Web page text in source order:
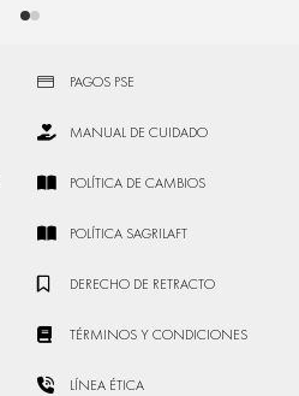
PAGOS PSE
MANUAL DE CUIDADO
POLÍTICA DE CAMBIOS
POLÍTICA SAGRILAFT
DERECHO DE RETRACTO
TÉRMINOS Y CONDICIONES
LÍNEA ÉTICA